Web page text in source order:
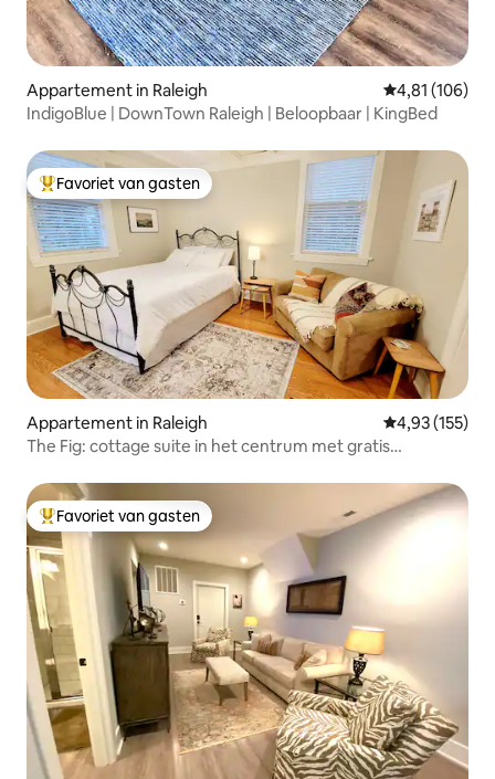
Appartement in Raleigh Gemiddelde
4,81 (106)
IndigoBlue | DownTown Raleigh | Beloopbaar | KingBed
Topfavoriet van gasten
Favoriet van gasten
Appartement in Raleigh Gemiddelde
4,93 (155)
The Fig: cottage suite in het centrum met gratis
Topfavoriet van gasten
Favoriet van gasten